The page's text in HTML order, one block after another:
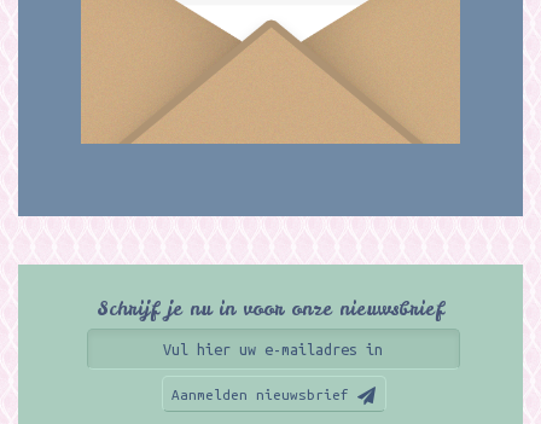
Schrijf je nu in voor onze nieuwsbrief
Aanmelden nieuwsbrief